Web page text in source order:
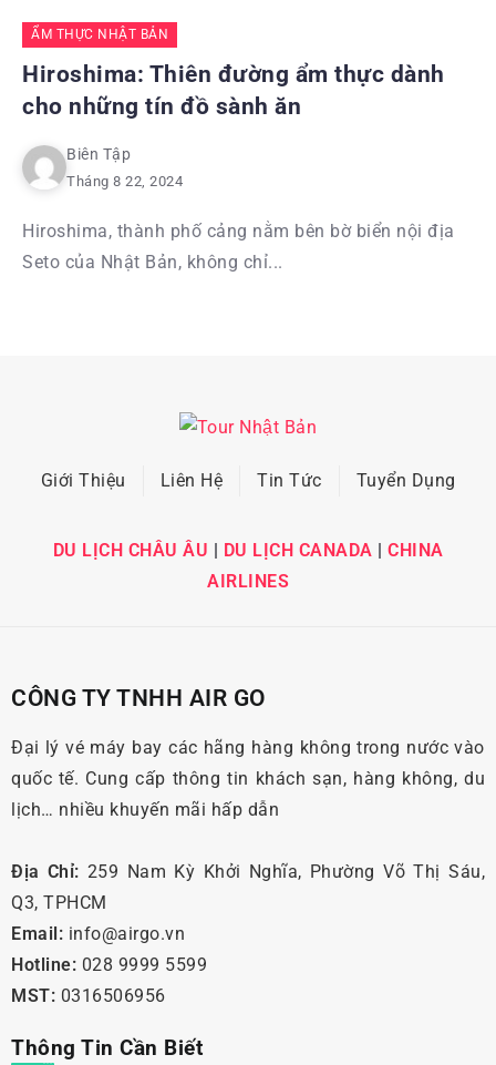
ẨM THỰC NHẬT BẢN
Hiroshima: Thiên đường ẩm thực dành
cho những tín đồ sành ăn
Biên Tập
Tháng 8 22, 2024
Hiroshima, thành phố cảng nằm bên bờ biển nội địa
Seto của Nhật Bản, không chỉ...
Giới Thiệu Liên Hệ Tin Tức Tuyển Dụng
DU LỊCH CHÂU ÂU | DU LỊCH CANADA | CHINA
AIRLINES
CÔNG TY TNHH AIR GO
Đại lý vé máy bay các hãng hàng không trong nước vào
quốc tế. Cung cấp thông tin khách sạn, hàng không, du
lịch… nhiều khuyến mãi hấp dẫn
Địa Chỉ: 259 Nam Kỳ Khởi Nghĩa, Phường Võ Thị Sáu,
Q3, TPHCM
Email: info@airgo.vn
Hotline: 028 9999 5599
MST: 0316506956
Thông Tin Cần Biết